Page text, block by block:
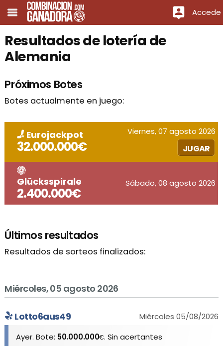
Accede
Resultados de lotería de
Alemania
Próximos Botes
Botes actualmente en juego:
Eurojackpot
32.000.000€
Viernes, 07 agosto 2026
JUGAR
Glücksspirale
2.400.000€
Sábado, 08 agosto 2026
Últimos resultados
Resultados de sorteos finalizados:
Miércoles, 05 agosto 2026
Lotto6aus49
Miércoles 05/08/2026
Ayer. Bote: 50.000.000€. Sin acertantes